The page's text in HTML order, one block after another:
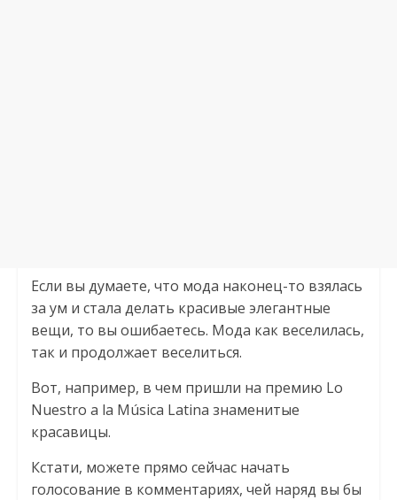
Если вы думаете, что мода наконец-то взялась
за ум и стала делать красивые элегантные
вещи, то вы ошибаетесь. Мода как веселилась,
так и продолжает веселиться.
Вот, например, в чем пришли на премию Lo
Nuestro a la Música Latina знаменитые
красавицы.
Кстати, можете прямо сейчас начать
голосование в комментариях, чей наряд вы бы